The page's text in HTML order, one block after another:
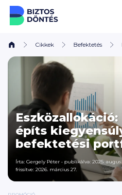
Ugrás a tartalomhoz
Cikkek Befektetés
Eszközallokáció:
építs
befektetési
Írta: Gergely Péter • publikálva: 2025.
frissítve: 2026. március 27.